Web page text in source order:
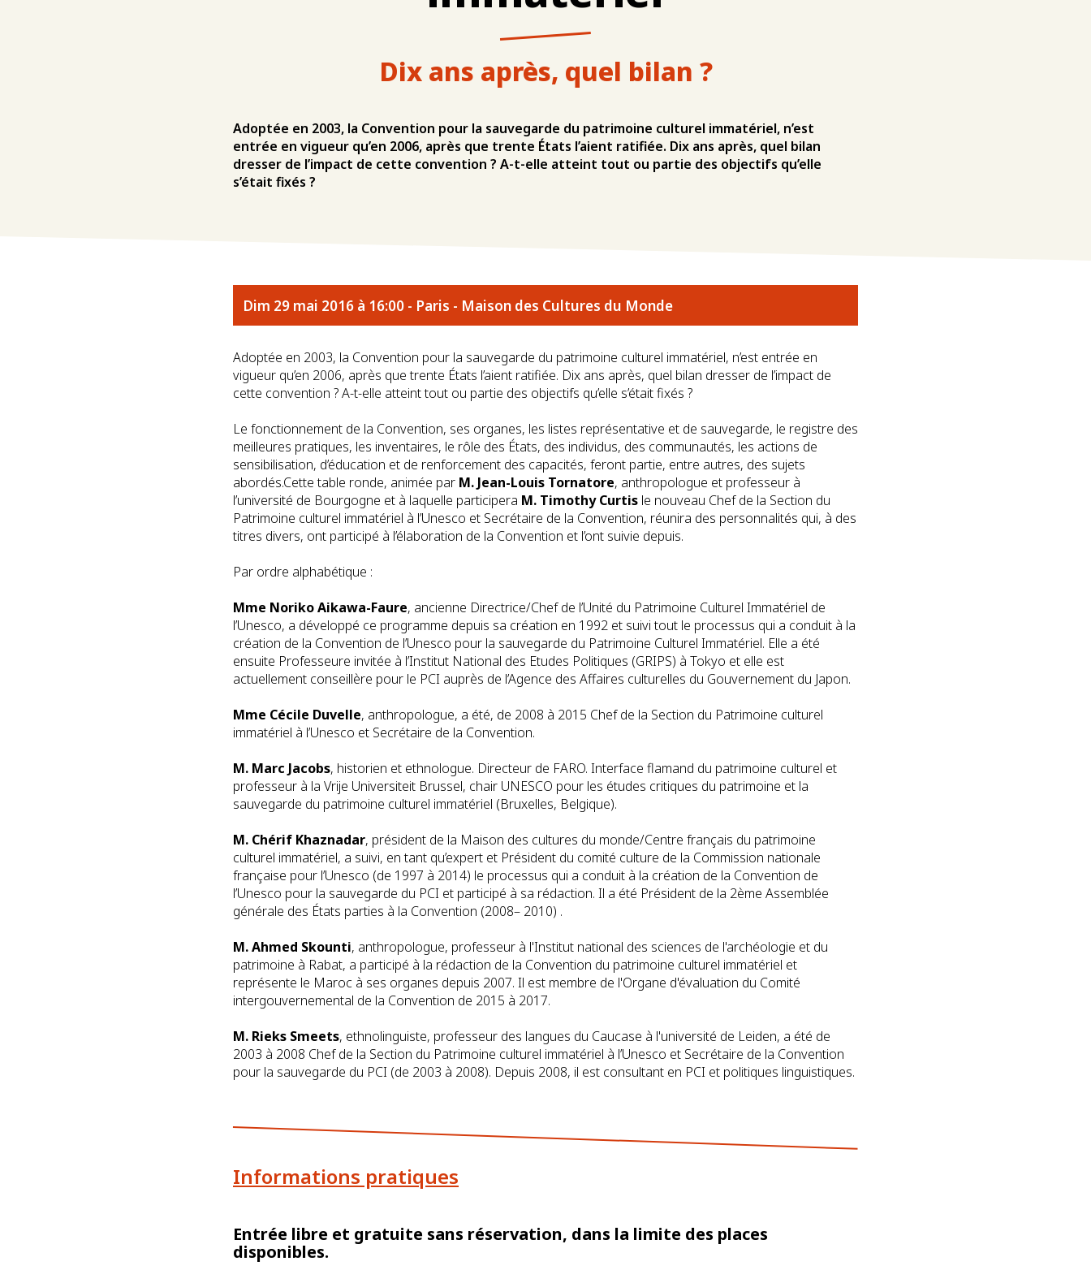
Dix ans après, quel bilan ?
Adoptée en 2003, la Convention pour la sauvegarde du patrimoine culturel immatériel, n’est
entrée en vigueur qu’en 2006, après que trente États l’aient ratifiée. Dix ans après, quel bilan
dresser de l’impact de cette convention ? A-t-elle atteint tout ou partie des objectifs qu’elle
s’était fixés ?
Dim 29 mai 2016 à 16:00 - Paris - Maison des Cultures du Monde
Adoptée en 2003, la Convention pour la sauvegarde du patrimoine culturel immatériel, n’est entrée en
vigueur qu’en 2006, après que trente États l’aient ratifiée. Dix ans après, quel bilan dresser de l’impact de
cette convention ? A-t-elle atteint tout ou partie des objectifs qu’elle s’était fixés ?
Le fonctionnement de la Convention, ses organes, les listes représentative et de sauvegarde, le registre des
meilleures pratiques, les inventaires, le rôle des États, des individus, des communautés, les actions de
sensibilisation, d’éducation et de renforcement des capacités, feront partie, entre autres, des sujets
abordés.Cette table ronde, animée par M. Jean-Louis Tornatore, anthropologue et professeur à
l’université de Bourgogne et à laquelle participera M. Timothy Curtis le nouveau Chef de la Section du
Patrimoine culturel immatériel à l’Unesco et Secrétaire de la Convention, réunira des personnalités qui, à des
titres divers, ont participé à l’élaboration de la Convention et l’ont suivie depuis.
Par ordre alphabétique :
Mme Noriko Aikawa-Faure, ancienne Directrice/Chef de l’Unité du Patrimoine Culturel Immatériel de
l’Unesco, a développé ce programme depuis sa création en 1992 et suivi tout le processus qui a conduit à la
création de la Convention de l’Unesco pour la sauvegarde du Patrimoine Culturel Immatériel. Elle a été
ensuite Professeure invitée à l’Institut National des Etudes Politiques (GRIPS) à Tokyo et elle est
actuellement conseillère pour le PCI auprès de l’Agence des Affaires culturelles du Gouvernement du Japon.
Mme Cécile Duvelle, anthropologue, a été, de 2008 à 2015 Chef de la Section du Patrimoine culturel
immatériel à l’Unesco et Secrétaire de la Convention.
M. Marc Jacobs, historien et ethnologue. Directeur de FARO. Interface flamand du patrimoine culturel et
professeur à la Vrije Universiteit Brussel, chair UNESCO pour les études critiques du patrimoine et la
sauvegarde du patrimoine culturel immatériel (Bruxelles, Belgique).
M. Chérif Khaznadar, président de la Maison des cultures du monde/Centre français du patrimoine
culturel immatériel, a suivi, en tant qu’expert et Président du comité culture de la Commission nationale
française pour l’Unesco (de 1997 à 2014) le processus qui a conduit à la création de la Convention de
l’Unesco pour la sauvegarde du PCI et participé à sa rédaction. Il a été Président de la 2ème Assemblée
générale des États parties à la Convention (2008– 2010) .
M. Ahmed Skounti, anthropologue, professeur à l'Institut national des sciences de l'archéologie et du
patrimoine à Rabat, a participé à la rédaction de la Convention du patrimoine culturel immatériel et
représente le Maroc à ses organes depuis 2007. Il est membre de l'Organe d'évaluation du Comité
intergouvernemental de la Convention de 2015 à 2017.
M. Rieks Smeets, ethnolinguiste, professeur des langues du Caucase à l'université de Leiden, a été de
2003 à 2008 Chef de la Section du Patrimoine culturel immatériel à l’Unesco et Secrétaire de la Convention
pour la sauvegarde du PCI (de 2003 à 2008). Depuis 2008, il est consultant en PCI et politiques linguistiques.
Informations pratiques
Entrée libre et gratuite sans réservation, dans la limite des places
disponibles.